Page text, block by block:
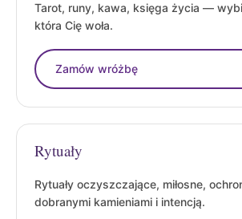
Tarot, runy, kawa, księga życia —
która Cię woła.
Zamów wróżbę
Rytuały
Rytuały oczyszczające, miłosne,
dobranymi kamieniami i intencją.